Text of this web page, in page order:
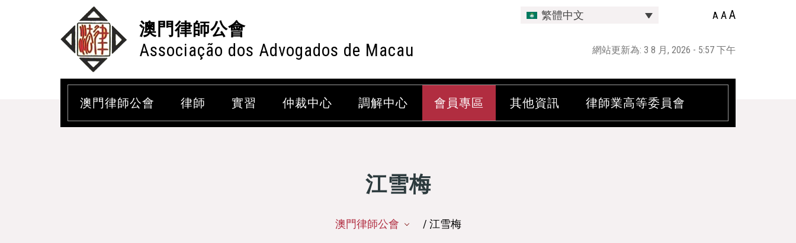
澳門律師公會
Associação dos Advogados de Macau
繁體中文 A AA
網站更新為: 3 8 月, 2026 - 5:57 下午
澳門律師公會 律師 實習 仲裁中心 調解中心 會員專區 其他資訊 律師業高等委員會
江雪梅
澳門律師公會 / 江雪梅